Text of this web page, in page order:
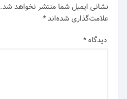
نشانی ایمیل شما منتشر نخواهد شد.
علامت‌گذاری شده‌اند*
دیدگاه*